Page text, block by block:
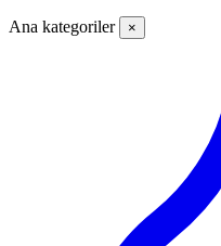
Ana kategoriler ×